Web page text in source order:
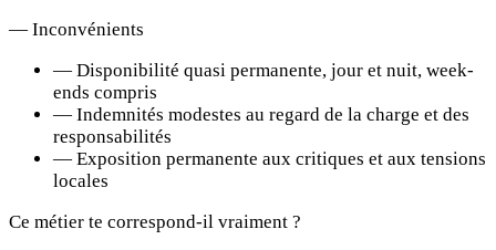
— Inconvénients
— Disponibilité quasi permanente, jour et nuit, week-
ends compris
— Indemnités modestes au regard de la charge et des
responsabilités
— Exposition permanente aux critiques et aux tensions
locales
Ce métier te correspond-il vraiment ?